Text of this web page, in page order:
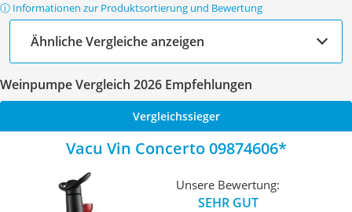
ⓘ Informationen zur Produktsortierung und Bewertung
Ähnliche Vergleiche anzeigen
Weinpumpe Vergleich 2026 Empfehlungen
Vergleichssieger
Vacu Vin Concerto 09874606
Unsere Bewertung:
SEHR GUT